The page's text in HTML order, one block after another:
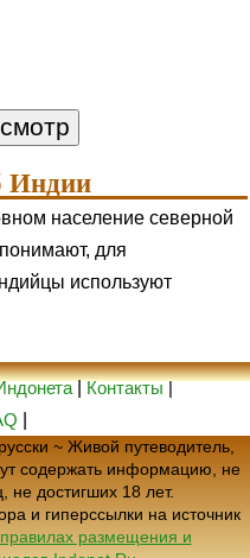
Индии
население северной
для
используют
|Контакты|
~ Живой путеводитель,
содержать информацию, не
не достигших 18 лет.
и гиперссылки на источник
размещения и